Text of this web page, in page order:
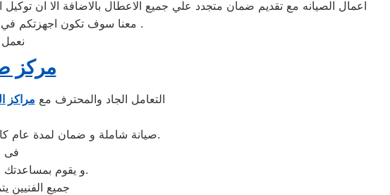
اعمال الصيانه مع تقديم ضمان متجدد علي جميع الاعطال بالاضافة الا ان
معنا سوف تكون اجهزتكم في امان وسوف تحصل علي صيانه وتغير لاي من قطع الغيار عند الضرورة .
مركز
التعامل الجاد والمحترف مع مراكز
صيانة شاملة و ضمان لمدة عام كامل على جميع القطع التى تم استبدالها. ضمان حقيقى و جميع القطع اصلية.
فى
و يقوم بمساعدتك فى انهاء اى مشكلة طارئة او اى عطل بسيط بشكل مجانى.
جميع الفنيين